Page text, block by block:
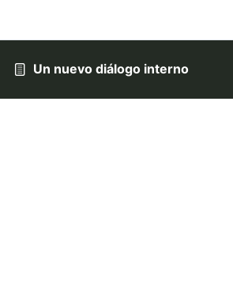
Un nuevo diálogo interno